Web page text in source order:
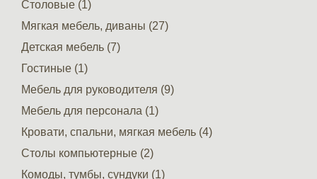
Столовые (1)
Мягкая мебель, диваны (27)
Детская мебель (7)
Гостиные (1)
Мебель для руководителя (9)
Мебель для персонала (1)
Кровати, спальни, мягкая мебель (4)
Столы компьютерные (2)
Комоды, тумбы, сундуки (1)